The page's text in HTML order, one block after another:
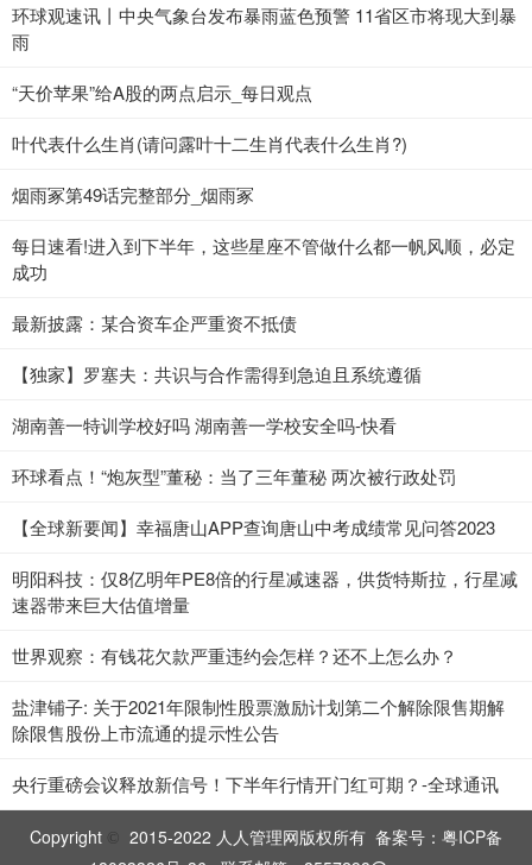
环球观速讯丨中央气象台发布暴雨蓝色预警 11省区市将现大到暴
雨
“天价苹果”给A股的两点启示_每日观点
叶代表什么生肖(请问露叶十二生肖代表什么生肖?)
烟雨冢第49话完整部分_烟雨冢
每日速看!进入到下半年，这些星座不管做什么都一帆风顺，必定
成功
最新披露：某合资车企严重资不抵债
【独家】罗塞夫：共识与合作需得到急迫且系统遵循
湖南善一特训学校好吗 湖南善一学校安全吗-快看
环球看点！“炮灰型”董秘：当了三年董秘 两次被行政处罚
【全球新要闻】幸福唐山APP查询唐山中考成绩常见问答2023
明阳科技：仅8亿明年PE8倍的行星减速器，供货特斯拉，行星减
速器带来巨大估值增量
世界观察：有钱花欠款严重违约会怎样？还不上怎么办？
盐津铺子: 关于2021年限制性股票激励计划第二个解除限售期解
除限售股份上市流通的提示性公告
央行重磅会议释放新信号！下半年行情开门红可期？-全球通讯
Copyright © 2015-2022 人人管理网版权所有 备案号： 粤ICP备